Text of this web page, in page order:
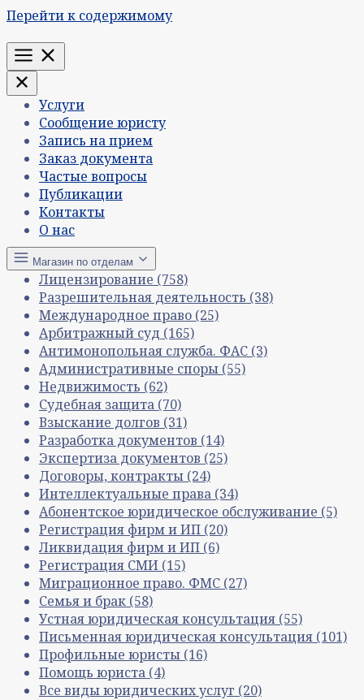
Перейти к содержимому
Меню
Услуги
Сообщение юристу
Запись на прием
Заказ документа
Частые вопросы
Публикации
Контакты
О нас
Магазин по отделам
Лицензирование (758)
Разрешительная деятельность (38)
Международное право (25)
Арбитражный суд (165)
Антимонопольная служба. ФАС (3)
Административные споры (55)
Недвижимость (62)
Судебная защита (70)
Взыскание долгов (31)
Разработка документов (14)
Экспертиза документов (25)
Договоры, контракты (24)
Интеллектуальные права (34)
Абонентское юридическое обслуживание (5)
Регистрация фирм и ИП (20)
Ликвидация фирм и ИП (6)
Регистрация СМИ (15)
Миграционное право. ФМС (27)
Семья и брак (58)
Устная юридическая консультация (55)
Письменная юридическая консультация (101)
Профильные юристы (16)
Помощь юриста (4)
Все виды юридических услуг (20)